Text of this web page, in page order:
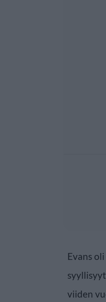
Evans
viiden